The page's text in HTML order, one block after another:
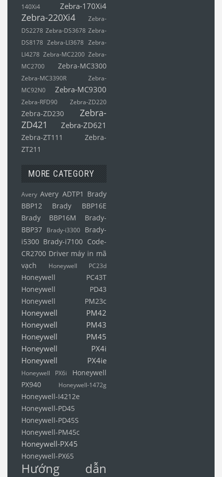
140Xi4
Zebra-170Xi4
Zebra-220Xi4
Zebra-
DS2278 Zebra-DS3678 Zebra-
DS8178 Zebra-LI3678 Zebra-
LI4278 Zebra-MC2200 Zebra-
MC2700
Zebra-MC3300
Zebra-MC3390R
Zebra-
MC92N0
Zebra-MC9300
Zebra-RFD90 Zebra-ZD220
Zebra-ZD230
Zebra-
ZD421
Zebra-ZD621
Zebra-ZT111
Zebra-
ZT211
MORE CATEGORY
Avery Avery ADTP1
Brady
BBP12
Brady BBP16E
Brady BBP16M
Brady-
BBP37 Brady-i3300 Brady-
i5300 Brady-i7100 Code-
CR2700 Driver máy in mã
vạch
Honeywell PC23d
Honeywell PC43T
Honeywell PD43
Honeywell PM23c
Honeywell PM42
Honeywell PM43
Honeywell PM45
Honeywell PX4i
Honeywell PX4ie
Honeywell PX6i
Honeywell
PX940
Honeywell-1472g
Honeywell-I4212e
Honeywell-PD45
Honeywell-PD45S
Honeywell-PM45c
Honeywell-PX45
Honeywell-PX65
Hướng dẫn